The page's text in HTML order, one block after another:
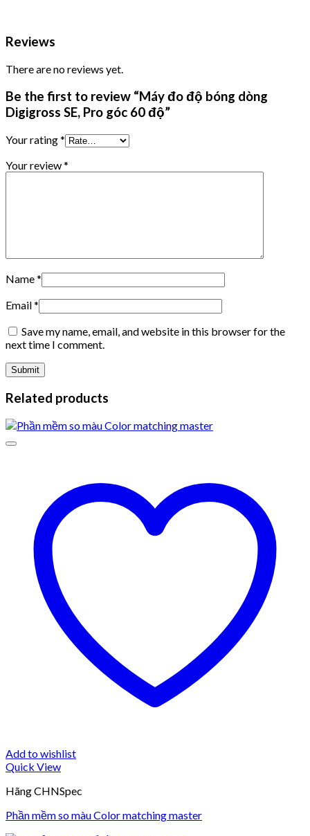
Reviews
There are no reviews yet.
Be the first to review “Máy đo độ bóng dòng
Digigross SE, Pro góc 60 độ”
Your rating*
Your review*
Name*
Email*
Save my name, email, and website in this browser for the
next time I comment.
Related products
Add to wishlist
Quick View
Hãng CHNSpec
Phần mềm so màu Color matching master